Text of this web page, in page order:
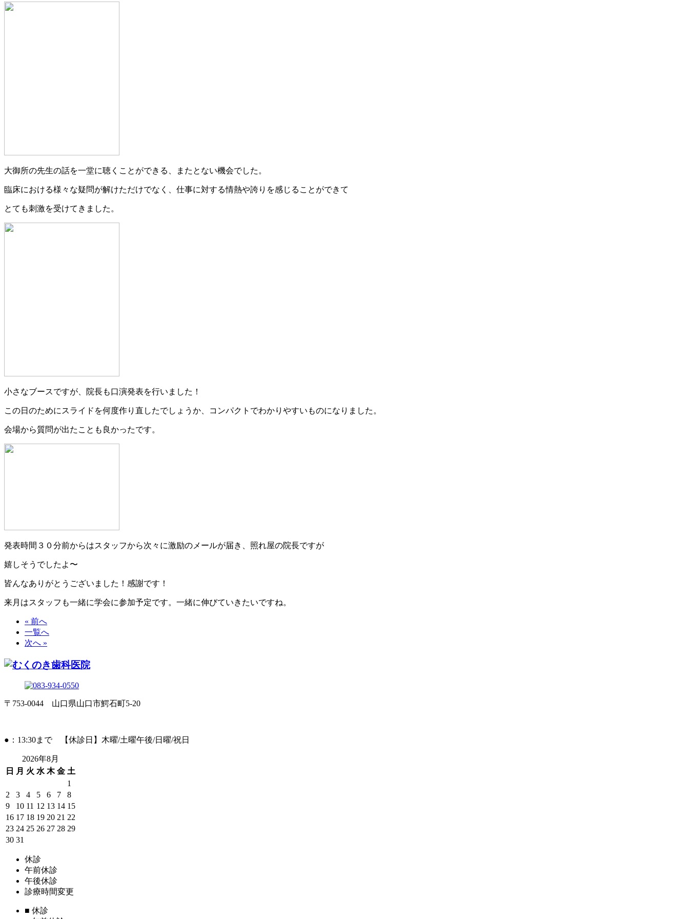
大御所の先生の話を一堂に聴くことができる、またとない機会でした。
臨床における様々な疑問が解けただけでなく、仕事に対する情熱や誇りを感じることができて
とても刺激を受けてきました。
小さなブースですが、院長も口演発表を行いました！
この日のためにスライドを何度作り直したでしょうか、コンパクトでわかりやすいものになりました。
会場から質問が出たことも良かったです。
発表時間３０分前からはスタッフから次々に激励のメールが届き、照れ屋の院長ですが
嬉しそうでしたよ〜
皆んなありがとうございました！感謝です！
来月はスタッフも一緒に学会に参加予定です。一緒に伸びていきたいですね。
« 前へ
一覧へ
次へ »
〒753-0044 山口県山口市鰐石町5-20
●：13:30まで 【休診日】木曜/土曜午後/日曜/祝日
2026年8月
日
月 火 水 木 金 土
1
2
3 4 5 6 7
8
9
10 11 12 13 14 15
16 17 18 19 20 21 22
23 24 25 26 27 28 29
30 31
休診
午前休診
午後休診
診療時間変更
■ 休診